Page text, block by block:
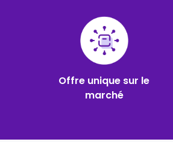
Offre unique sur le
marché